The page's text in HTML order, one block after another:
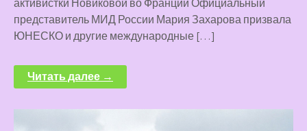
активистки Новиковой во Франции Официальный
представитель МИД России Мария Захарова призвала
ЮНЕСКО и другие международные […]
Читать далее →